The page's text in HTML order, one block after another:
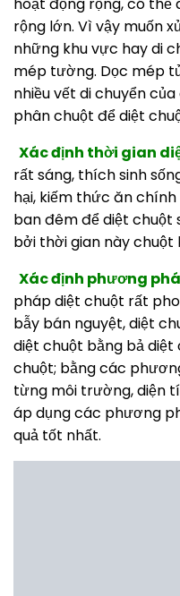
rộng lớn. Vì vậy muốn
những khu vực hay di
mép tường. Dọc mép
nhiều vết di chuyển
phân chuột để diệt
Xác định thời gian
rất sáng, thích sinh
hại, kiếm thức ăn
ban đêm để diệt chuột
bởi thời gian này
Xác định phương
pháp diệt chuột rất
bẫy bán nguyệt, diệt
diệt chuột bằng bả
chuột; bằng các
từng môi trường, diện
áp dụng các phương
quả tốt nhất.